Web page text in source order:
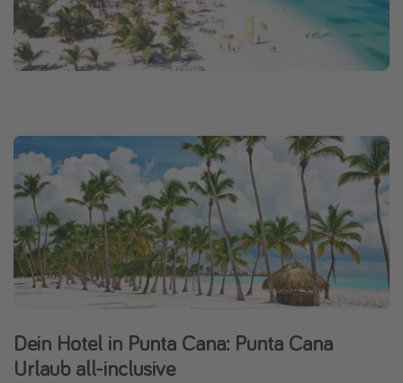
Dein Hotel in Punta Cana: Punta Cana
Urlaub all-inclusive